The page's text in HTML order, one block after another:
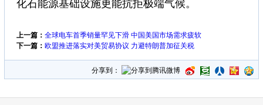
化石能源基础设施更能抗拒极端气候。
上一篇： 全球电车首季销量罕见下滑 中国美国市场需求疲软
下一篇： 欧盟推进落实对美贸易协议 力避特朗普加征关税
分享到：